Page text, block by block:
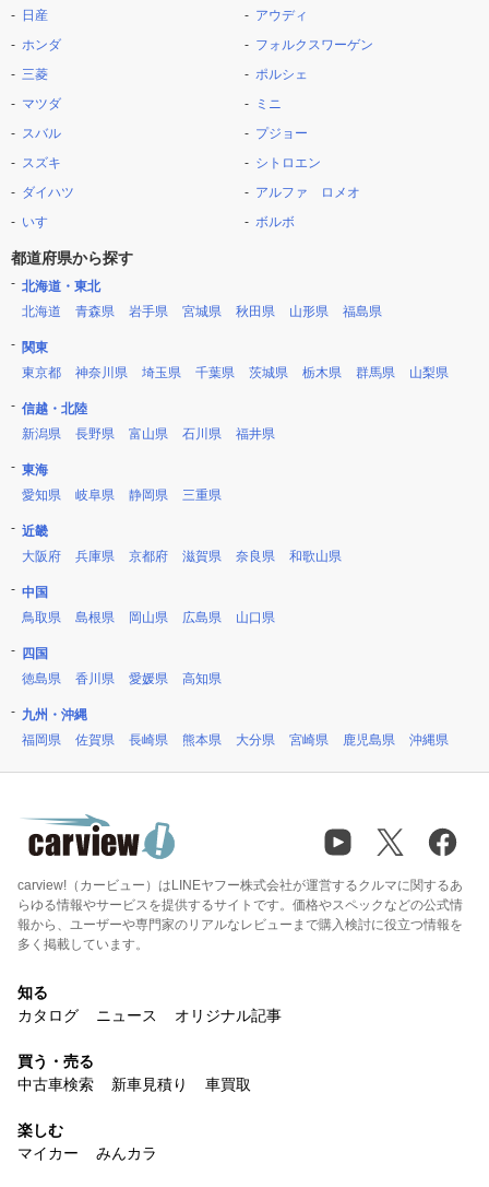
日産
ホンダ
三菱
マツダ
スバル
スズキ
ダイハツ
いすゞ
アウディ
フォルクスワーゲン
ポルシェ
ミニ
プジョー
シトロエン
アルファ ロメオ
ボルボ
都道府県から探す
北海道・東北
北海道
青森県 岩手県 宮城県 秋田県 山形県 福島県
関東
東京都
神奈川県 埼玉県 千葉県 茨城県 栃木県 群馬県 山梨県
信越・北陸
新潟県
長野県 富山県 石川県 福井県
東海
愛知県
岐阜県 静岡県 三重県
近畿
大阪府
兵庫県 京都府 滋賀県 奈良県 和歌山県
中国
鳥取県
島根県 岡山県 広島県 山口県
四国
徳島県
香川県 愛媛県 高知県
九州・沖縄
福岡県
佐賀県 長崎県 熊本県 大分県 宮崎県 鹿児島県 沖縄県
carview!（カービュー）はLINEヤフー株式会社が運営するクルマに関するあ
らゆる情報やサービスを提供するサイトです。価格やスペックなどの公式情
報から、ユーザーや専門家のリアルなレビューまで購入検討に役立つ情報を
多く掲載しています。
知る
カタログ
ニュース オリジナル記事
買う・売る
中古車検索
新車見積り 車買取
楽しむ
マイカー
みんカラ